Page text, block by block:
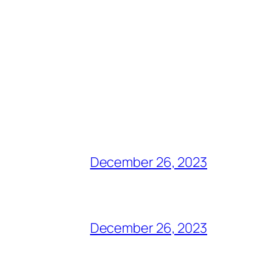
December 26, 2023
December 26, 2023